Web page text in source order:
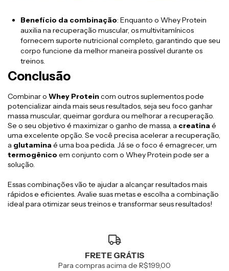
Benefício da combinação: Enquanto o Whey Protein
auxilia na recuperação muscular, os multivitamínicos
fornecem suporte nutricional completo, garantindo que seu
corpo funcione da melhor maneira possível durante os
treinos.
Conclusão
Combinar o Whey Proteincom outros suplementos pode
potencializar ainda mais seus resultados, seja seu foco ganhar
massa muscular, queimar gordura ou melhorar a recuperação.
Se o seu objetivo é maximizar o ganho de massa, a creatinaé
uma excelente opção. Se você precisa acelerar a recuperação,
a glutaminaé uma boa pedida. Já se o foco é emagrecer, um
termogênico em conjunto com o Whey Protein pode ser a
solução.
Essas combinações vão te ajudar a alcançar resultados mais
rápidos e eficientes. Avalie suas metas e escolha a combinação
ideal para otimizar seus treinos e transformar seus resultados!
FRETE GRÁTIS
Para compras acima de R$199,00